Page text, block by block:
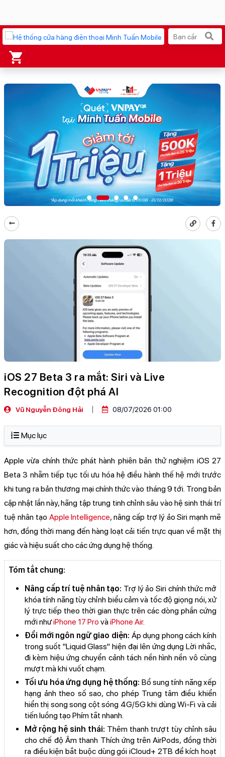
iPhone 17 Pro Max MacBook Neo giá tốt
AirTag 2 Mới Galaxy Z8 Series
AirPods 4 OPPO Reno16
Apple Watch S11 Ốp lưng Pitaka
Osmo Pocket 4 Ốp lưng Apple
Loa Marshall Cốc sạc Apple
iOS 27 Beta 3 ra mắt: Siri và Live
Recognition đột phá AI
Vũ Nguyễn Đông Hải 08/07/2026 01:00
Mục lục
Apple vừa chính thức phát hành phiên bản thử nghiệm iOS 27
Beta 3 nhằm tiếp tục tối ưu hóa hệ điều hành thế hệ mới trước
khi tung ra bản thương mại chính thức vào tháng 9 tới. Trong bản
cập nhật lần này, hãng tập trung tinh chỉnh sâu vào hệ sinh thái trí
tuệ nhân tạo Apple Intelligence, nâng cấp trợ lý ảo Siri mạnh mẽ
hơn, đồng thời mang đến hàng loạt cải tiến trực quan về mặt thị
giác và hiệu suất cho các ứng dụng hệ thống.
Tóm tắt chung:
Nâng cấp trí tuệ nhân tạo: Trợ lý ảo Siri chính thức mở
khóa tính năng tùy chỉnh biểu cảm và tốc độ giọng nói, xử
lý trực tiếp theo thời gian thực trên các dòng phần cứng
mới nhưiPhone 17 Pro vàiPhone Air.
Đổi mới ngôn ngữ giao diện: Áp dụng phong cách kính
trong suốt "Liquid Glass" hiện đại lên ứng dụng Lời nhắc,
đi kèm hiệu ứng chuyển cảnh tách nền hình nền vô cùng
mượt mà khi vuốt chạm.
Tối ưu hóa ứng dụng hệ thống: Bổ sung tính năng xếp
hạng ảnh theo số sao, cho phép Trung tâm điều khiển
hiển thị song song cột sóng 4G/5G khi dùng Wi-Fi và cải
tiến luồng tạo Phím tắt nhanh.
Mở rộng hệ sinh thái: Thêm thanh trượt tùy chỉnh sâu
cho chế độ Âm thanh Thích ứng trên AirPods, đồng thời
ra điều kiện bắt buộc dùng gói iCloud+ 2TB để kích hoạt